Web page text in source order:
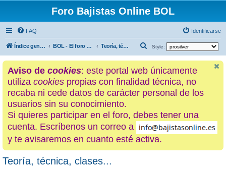
Foro Bajistas Online BOL
FAQ Identificarse
Índice general BOL - El foro de los hijos de La Ciénaga Teoría, técnica, clases... Style:
u
c
a
Aviso de cookies: este portal web únicamente
utiliza cookies propias con finalidad técnica, no
recaba ni cede datos de carácter personal de los
usuarios sin su conocimiento.
Si quieres participar en el foro, debes tener una
cuenta. Escríbenos un correo a
y te avisaremos en cuanto esté activa.
Teoría, técnica, clases...